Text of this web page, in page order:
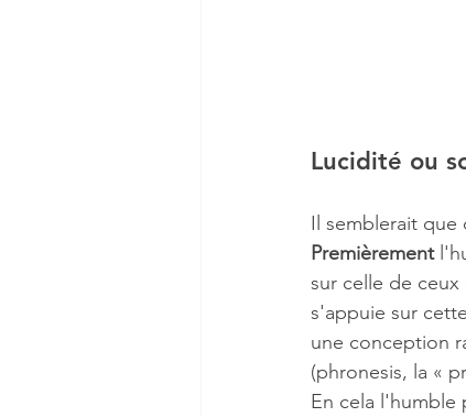
Lucidité ou
Il semblerait
Premièrement
sur celle de
s'appuie sur
une conception
(phronesis, la «
En cela l'humble